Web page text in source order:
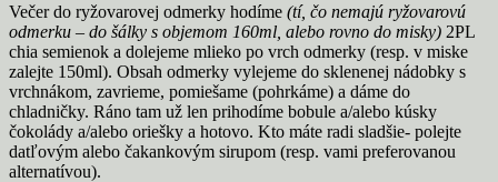
Večer do ryžovarovej odmerky hodíme (tí, čo nemajú ryžovarovú
odmerku – do šálky s objemom 160ml, alebo rovno do misky) 2PL
chia semienok a dolejeme mlieko po vrch odmerky (resp. v miske
zalejte 150ml). Obsah odmerky vylejeme do sklenenej nádobky s
vrchnákom, zavrieme, pomiešame (pohrkáme) a dáme do
chladničky. Ráno tam už len prihodíme bobule a/alebo kúsky
čokolády a/alebo oriešky a hotovo. Kto máte radi sladšie- polejte
datľovým alebo čakankovým sirupom (resp. vami preferovanou
alternatívou).